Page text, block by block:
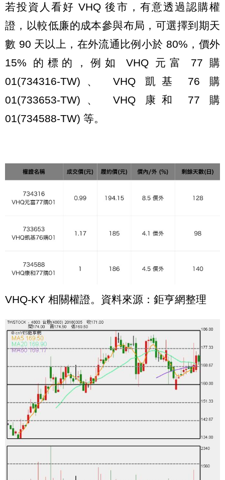
若投資人看好 VHQ 後市，有意透過認購權
證，以較低廉的成本參與布局，可選擇到期天
數 90 天以上，在外流通比例小於 80%，價外
15% 的標的，例如 VHQ 元富 77 購
01(734316-TW)、 VHQ 凱基 76 購
01(733653-TW)、 VHQ 康和 77 購
01(734588-TW) 等。
VHQ-KY 相關權證。資料來源：鉅亨網整理